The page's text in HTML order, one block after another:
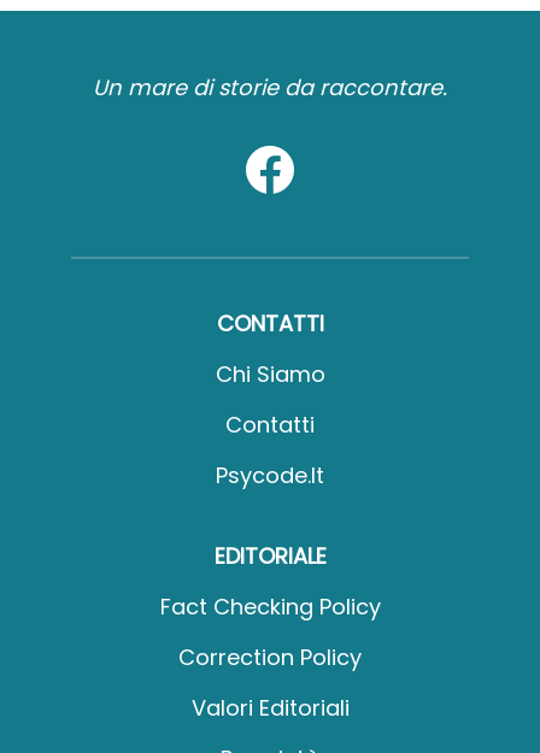
Un mare di storie da raccontare.
CONTATTI
Chi Siamo
Contatti
Psycode.it
EDITORIALE
Fact Checking Policy
Correction Policy
Valori Editoriali